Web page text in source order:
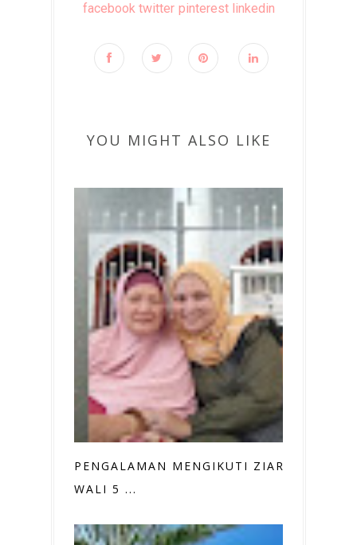
facebook twitter pinterest linkedin
YOU MIGHT ALSO LIKE
PENGALAMAN MENGIKUTI ZIARAH
WALI 5 ...